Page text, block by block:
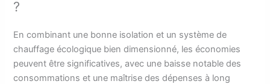
?
En combinant une bonne isolation et un système de
chauffage écologique bien dimensionné, les économies
peuvent être significatives, avec une baisse notable des
consommations et une maîtrise des dépenses à long